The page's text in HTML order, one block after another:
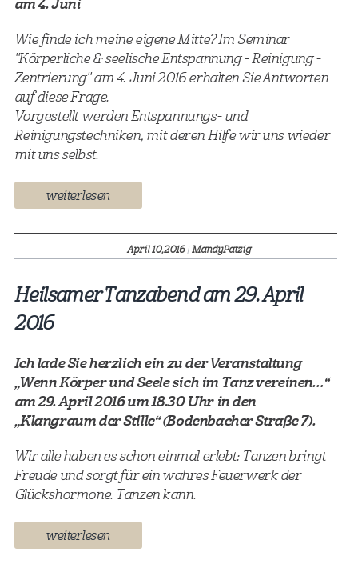
am 4. Juni
Wie finde ich meine eigene Mitte? Im Seminar
"Körperliche & seelische Entspannung - Reinigung -
Zentrierung" am 4. Juni 2016 erhalten Sie Antworten
auf diese Frage.
Vorgestellt werden Entspannungs- und
Reinigungstechniken, mit deren Hilfe wir uns wieder
mit uns selbst.
weiterlesen
April 10,2016|MandyPatzig
Heilsamer Tanzabend am 29. April
2016
Ich lade Sie herzlich ein zu der Veranstaltung
„Wenn Körper und Seele sich im Tanz vereinen…“
am 29. April 2016 um 18.30 Uhr in den
„Klangraum der Stille“ (Bodenbacher Straße 7).
Wir alle haben es schon einmal erlebt: Tanzen bringt
Freude und sorgt für ein wahres Feuerwerk der
Glückshormone. Tanzen kann.
weiterlesen